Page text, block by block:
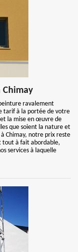
Chimay
ravalement
tarif à la portée de votre
la mise en œuvre de
que soient la nature et
Chimay, notre prix reste
tout à fait abordable,
services à laquelle